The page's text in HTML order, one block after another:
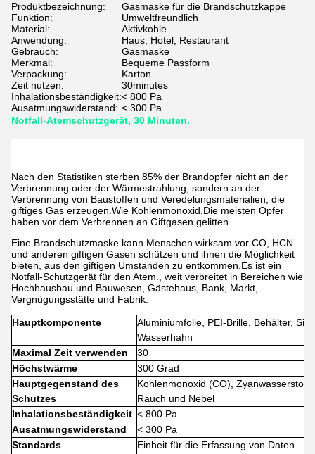
Produktbezeichnung:
Gasmaske für die Brandschutzkappe
Funktion:
Umweltfreundlich
Material:
Aktivkohle
Anwendung:
Haus, Hotel, Restaurant
Gebrauch:
Gasmaske
Merkmal:
Bequeme Passform
Verpackung:
Karton
Zeit nutzen:
30minutes
Inhalationsbeständigkeit:< 800 Pa
Ausatmungswiderstand: < 300 Pa
Notfall-Atemschutzgerät, 30 Minuten.
Nach den Statistiken sterben 85% der Brandopfer nicht an der
Verbrennung oder der Wärmestrahlung, sondern an der
Verbrennung von Baustoffen und Veredelungsmaterialien, die
giftiges Gas erzeugen.Wie Kohlenmonoxid.Die meisten Opfer
haben vor dem Verbrennen an Giftgasen gelitten.
Eine Brandschutzmaske kann Menschen wirksam vor CO, HCN
und anderen giftigen Gasen schützen und ihnen die Möglichkeit
bieten, aus den giftigen Umständen zu entkommen.Es ist ein
Notfall-Schutzgerät für den Atem., weit verbreitet in Bereichen wie
Hochhausbau und Bauwesen, Gästehaus, Bank, Markt,
Vergnügungsstätte und Fabrik.
Hauptkomponente
Aluminiumfolie, PEI-Brille, Behälter,
Wasserhahn
Maximal Zeit verwenden
30
Höchstwärme
300 Grad
Hauptgegenstand des
Schutzes
Kohlenmonoxid (CO),
Rauch und Nebel
Inhalationsbeständigkeit < 800 Pa
Ausatmungswiderstand
< 300 Pa
Standards
Einheit für die Erfassung von Daten